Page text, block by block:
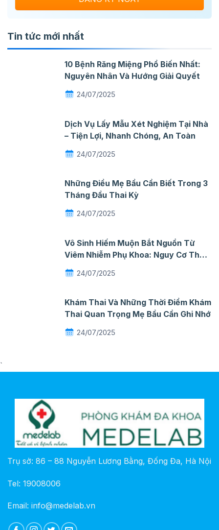
Tin tức mới nhất
10 Bệnh Răng Miệng Phổ Biến Nhất:
Nguyên Nhân Và Hướng Giải Quyết
24/07/2025
Dịch Vụ Lấy Mẫu Xét Nghiệm Tại Nhà
– Tiện Lợi, Nhanh Chóng, An Toàn
24/07/2025
Những Điều Mẹ Bầu Cần Biết Trong 3
Tháng Đầu Thai Kỳ
24/07/2025
Vô Sinh Hiếm Muộn Bắt Nguồn Từ
Viêm Nhiễm Phụ Khoa: Nguy Cơ Thầm
Lặng Mà Nhiều Phụ Nữ Chủ Quan
24/07/2025
Khám Thai Và Những Thời Điểm Khám
Thai Quan Trọng Mẹ Bầu Cần Ghi Nhớ
24/07/2025
`
Trụ sở: 86 – 88 Nguyễn Lương Bằng, Đống Đa, Hà Nội
Tel: 19008006
Email: info@medelab.vn